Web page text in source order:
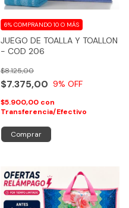
JUEGO DE TOALLA Y TOALLON
- COD 206
$7.375,00
$8.125,00
9% OFF
6% COMPRANDO 10 O MÁS
$5.900,00 con
Transferencia/Efectivo
Comprar